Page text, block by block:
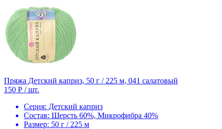
Пряжа Детский каприз, 50 г / 225 м, 041 салатовый
150 Р / шт.
Серия: Детский каприз
Состав: Шерсть 60%, Микрофибра 40%
Размер: 50 г / 225 м